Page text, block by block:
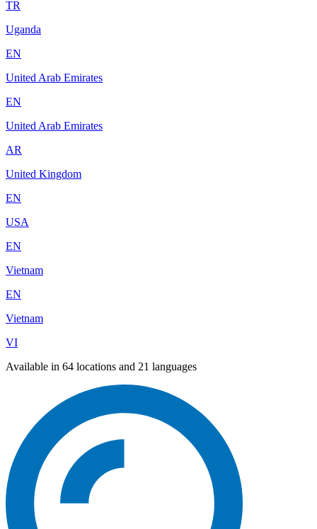
TR
Uganda
EN
United Arab Emirates
EN
United Arab Emirates
AR
United Kingdom
EN
USA
EN
Vietnam
EN
Vietnam
VI
Available in 64 locations and 21 languages